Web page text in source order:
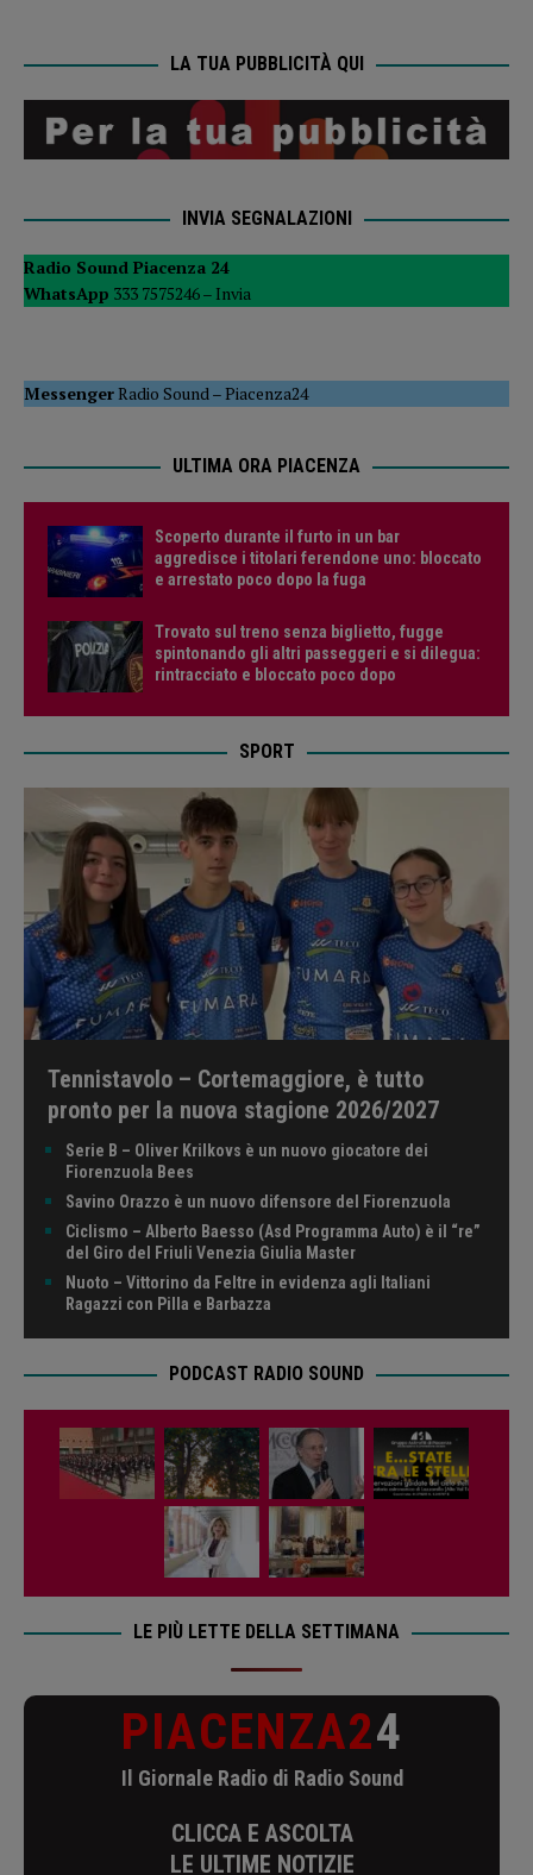
LA TUA PUBBLICITÀ QUI
INVIA SEGNALAZIONI
Radio Sound Piacenza 24
WhatsApp 333 7575246 – Invia
MessengerRadio Sound–Piacenza24
ULTIMA ORA PIACENZA
Scoperto durante il furto in un bar
aggredisce i titolari ferendone uno: bloccato
e arrestato poco dopo la fuga
Trovato sul treno senza biglietto, fugge
spintonando gli altri passeggeri e si dilegua:
rintracciato e bloccato poco dopo
SPORT
Tennistavolo – Cortemaggiore, è tutto
pronto per la nuova stagione 2026/2027
Serie B – Oliver Krilkovs è un nuovo giocatore dei
Fiorenzuola Bees
Savino Orazzo è un nuovo difensore del Fiorenzuola
Ciclismo – Alberto Baesso (Asd Programma Auto) è il “re”
del Giro del Friuli Venezia Giulia Master
Nuoto – Vittorino da Feltre in evidenza agli Italiani
Ragazzi con Pilla e Barbazza
PODCAST RADIO SOUND
LE PIÙ LETTE DELLA SETTIMANA
PIACENZA24
Il Giornale Radio di Radio Sound
CLICCA E ASCOLTA
LE ULTIME NOTIZIE